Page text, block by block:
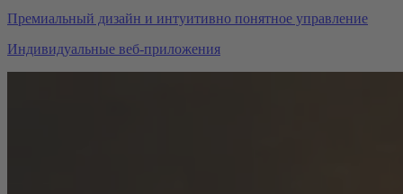
Премиальный дизайн и интуитивно понятное управление
Индивидуальные веб-приложения